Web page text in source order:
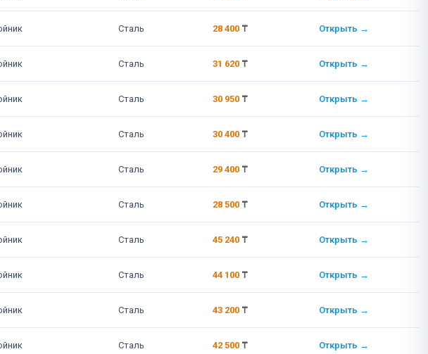
Сталь 28 400 ₸ Открыть →
Сталь 31 620 ₸ Открыть →
Сталь 30 950 ₸ Открыть →
Сталь 30 400 ₸ Открыть →
Сталь 29 400 ₸ Открыть →
Сталь 28 500 ₸ Открыть →
Сталь 45 240 ₸ Открыть →
Сталь 44 100 ₸ Открыть →
Сталь 43 200 ₸ Открыть →
Сталь 42 500 ₸ Открыть →